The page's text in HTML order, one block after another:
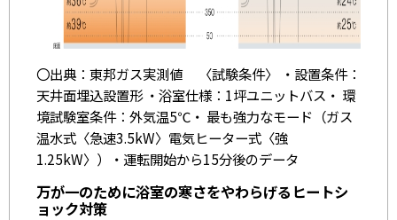
〇出典：東邦ガス実測値 〈試験条件〉 ・設置条件：
天井面埋込設置形 ・浴室仕様：1坪ユニットバス・ 環
境試験室条件：外気温5℃・ 最も強力なモード（ガス
温水式〈急速3.5kW〉電気ヒーター式〈強
1.25kW〉）・運転開始から15分後のデータ
万が一のために浴室の寒さをやわらげるヒートシ
ョック対策